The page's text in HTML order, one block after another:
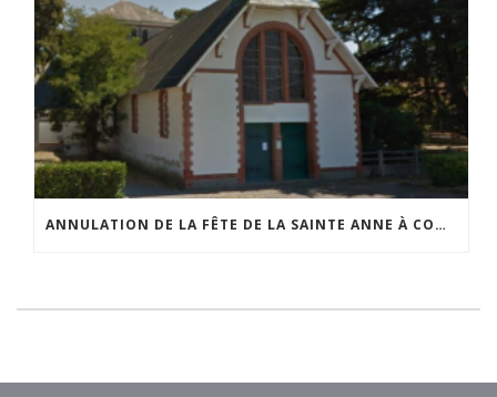
ANNULATION DE LA FÊTE DE LA SAINTE ANNE À COMBERGE